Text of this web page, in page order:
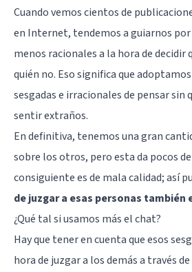
Cuando vemos cientos de
en Internet, tendemos a guiarnos
menos racionales a la hora de decidir
quién no. Eso significa que
sesgadas e irracionales de pensar sin
sentir extraños.
En definitiva, tenemos una gran
sobre los otros, pero esta da pocos
consiguiente es de mala calidad; así
de juzgar a esas personas también
¿Qué tal si usamos más el chat?
Hay que tener en cuenta que esos
hora de juzgar a los demás a través